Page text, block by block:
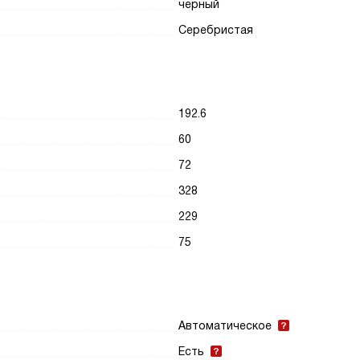
черный
Серебристая
192.6
60
72
328
229
75
Автоматическое
Есть